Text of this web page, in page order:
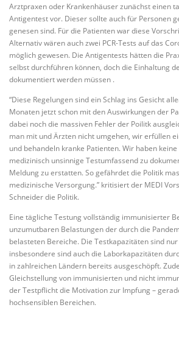
Arztpraxen oder Krankenhäuser zunächst einen
Antigentest vor. Dieser sollte auch für Personen
genesen sind. Für die Patienten war diese
Alternativ wären auch zwei PCR-Tests auf das
möglich gewesen. Die Antigentests hätten die
selbst durchführen können, doch die Einhaltung
dokumentiert werden müssen .
“Diese Regelungen sind ein Schlag ins Gesicht
Monaten jetzt schon mit den Auswirkungen der
dabei noch die massiven Fehler der Poilitk
man mit und Ärzten nicht umgehen, wir erfüllen
und behandeln kranke Patienten. Wir haben
medizinisch unsinnige Testumfassend zu
Meldung zu erstatten. So gefährdet die Politik
medizinische Versorgung.” kritisiert der MEDI
Schneider die Politik.
Eine tägliche Testung vollständig immunisierter
unzumutbaren Belastungen der durch die
belasteten Bereiche. Die Testkapazitäten sind
insbesondere sind auch die Laborkapazitäten
in zahlreichen Ländern bereits ausgeschöpft.
Gleichstellung von immunisierten und nicht
der Testpflicht die Motivation zur Impfung –
hochsensiblen Bereichen.